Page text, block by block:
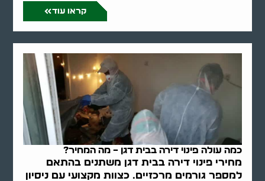
קראו עוד
כמה עולה פינוי דירה בבית דגן – מה המחיר?
מחירי פינוי דירה בבית דגן משתנים בהתאם
למספר גורמים מרכזיים. כצוות מקצועי עם ניסיון